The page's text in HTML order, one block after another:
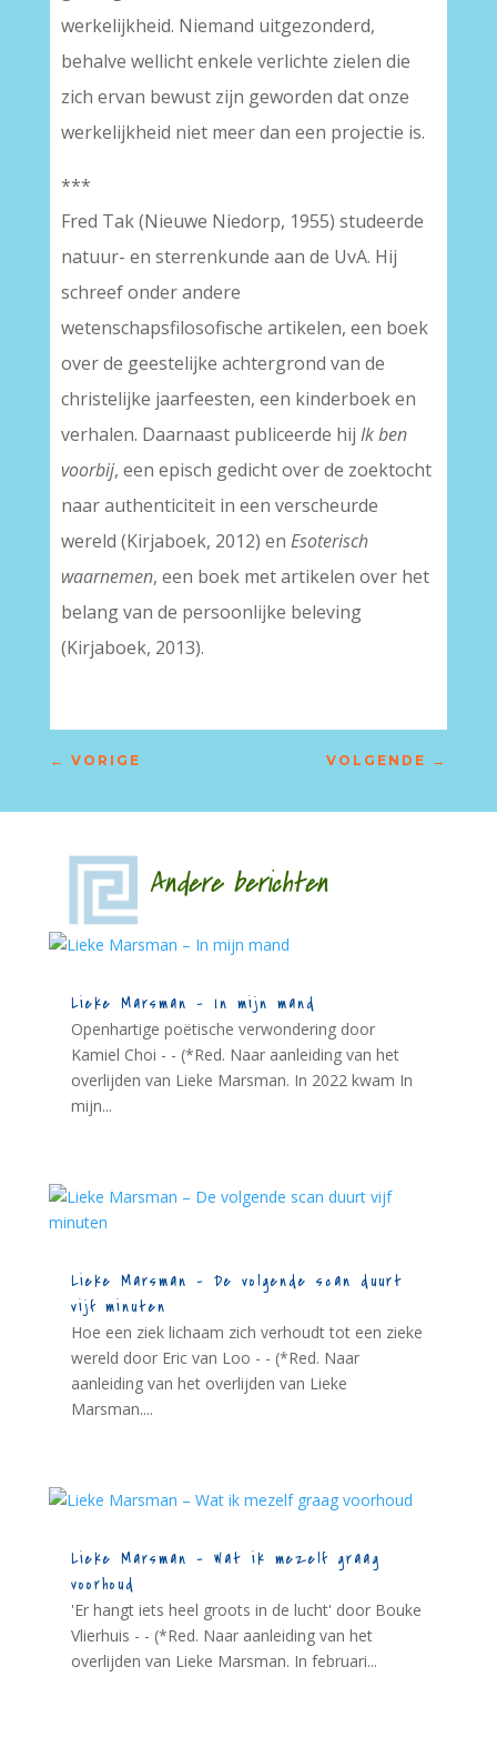
werkelijkheid. Niemand uitgezonderd,
behalve wellicht enkele verlichte zielen die
zich ervan bewust zijn geworden dat onze
werkelijkheid niet meer dan een projectie is.
***
Fred Tak (Nieuwe Niedorp, 1955) studeerde
natuur- en sterrenkunde aan de UvA. Hij
schreef onder andere
wetenschapsfilosofische artikelen, een boek
over de geestelijke achtergrond van de
christelijke jaarfeesten, een kinderboek en
verhalen. Daarnaast publiceerde hij Ik ben
voorbij, een episch gedicht over de zoektocht
naar authenticiteit in een verscheurde
wereld (Kirjaboek, 2012) en Esoterisch
waarnemen, een boek met artikelen over het
belang van de persoonlijke beleving
(Kirjaboek, 2013).
← VORIGE VOLGENDE →
Andere berichten
Lieke Marsman – In mijn mand
Openhartige poëtische verwondering door
Kamiel Choi - - (*Red. Naar aanleiding van het
overlijden van Lieke Marsman. In 2022 kwam In
mijn...
Lieke Marsman – De volgende scan duurt
vijf minuten
Hoe een ziek lichaam zich verhoudt tot een zieke
wereld door Eric van Loo - - (*Red. Naar
aanleiding van het overlijden van Lieke
Marsman....
Lieke Marsman – Wat ik mezelf graag
voorhoud
'Er hangt iets heel groots in de lucht' door Bouke
Vlierhuis - - (*Red. Naar aanleiding van het
overlijden van Lieke Marsman. In februari...